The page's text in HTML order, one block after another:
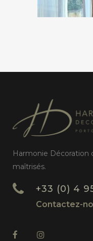
Harmonie Décoration
maîtrisés.
+33 (0) 4
Contactez-